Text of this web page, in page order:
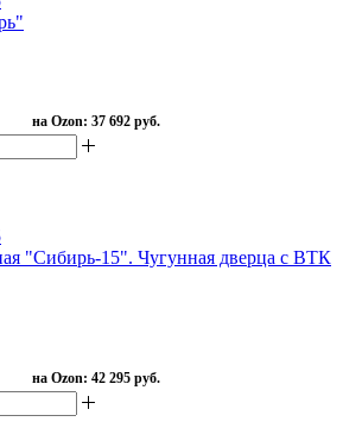
на Ozon: 37 692 руб.
"Сибирь-15". Чугунная дверца с ВТК
на Ozon: 42 295 руб.